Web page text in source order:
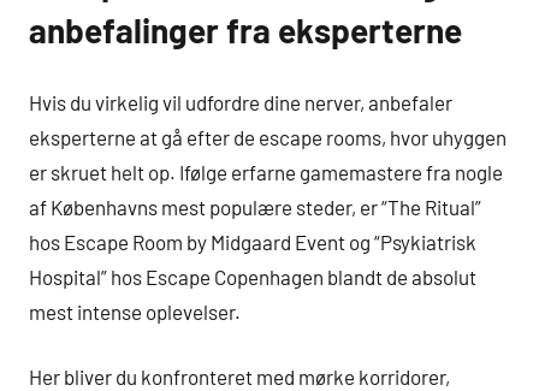
anbefalinger fra eksperterne
Hvis du virkelig vil udfordre dine nerver, anbefaler
eksperterne at gå efter de escape rooms, hvor uhyggen
er skruet helt op. Ifølge erfarne gamemastere fra nogle
af Københavns mest populære steder, er “The Ritual”
hos Escape Room by Midgaard Event og “Psykiatrisk
Hospital” hos Escape Copenhagen blandt de absolut
mest intense oplevelser.
Her bliver du konfronteret med mørke korridorer,